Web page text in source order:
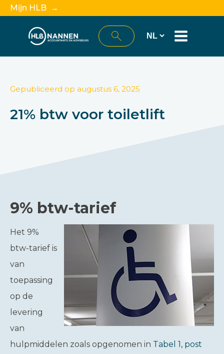
Mijn HLB →
Gepubliceerd op augustus 6, 2025
21% btw voor toiletlift
9% btw-tarief
Het 9%
btw-tarief is
van
toepassing
op de
levering
van
hulpmiddelen zoals opgenomen in Tabel 1, post